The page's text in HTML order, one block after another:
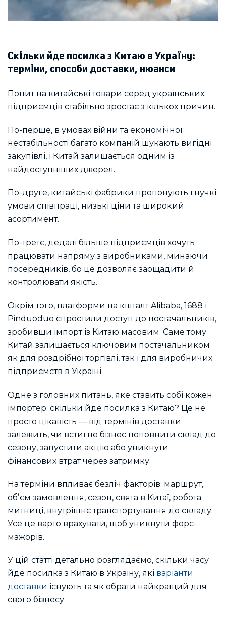
Скільки йде посилка з Китаю в Україну:
терміни, способи доставки, нюанси
Попит на китайські товари серед українських
підприємців стабільно зростає з кількох причин.
По-перше, в умовах війни та економічної
нестабільності багато компаній шукають вигідні
закупівлі, і Китай залишається одним із
найдоступніших джерел.
По-друге, китайські фабрики пропонують гнучкі
умови співпраці, низькі ціни та широкий
асортимент.
По-третє, дедалі більше підприємців хочуть
працювати напряму з виробниками, минаючи
посередників, бо це дозволяє заощадити й
контролювати якість.
Окрім того, платформи на кшталт Alibaba, 1688 і
Pinduoduo спростили доступ до постачальників,
зробивши імпорт із Китаю масовим. Саме тому
Китай залишається ключовим постачальником
як для роздрібної торгівлі, так і для виробничих
підприємств в Україні.
Одне з головних питань, яке ставить собі кожен
імпортер: скільки йде посилка з Китаю? Це не
просто цікавість — від термінів доставки
залежить, чи встигне бізнес поповнити склад до
сезону, запустити акцію або уникнути
фінансових втрат через затримку.
На терміни впливає безліч факторів: маршрут,
обʼєм замовлення, сезон, свята в Китаї, робота
митниці, внутрішнє транспортування до складу.
Усе це варто врахувати, щоб уникнути форс-
мажорів.
У цій статті детально розглядаємо, скільки часу
йде посилка з Китаю в Україну, які варіанти
доставки існують та як обрати найкращий для
свого бізнесу.